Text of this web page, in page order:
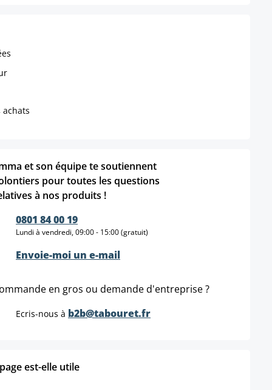
achats
et son équipe te soutiennent
pour toutes les questions
à nos produits !
0801 84 00 19
Lundi à vendredi, 09:00 - 15:00 (gratuit)
Envoie-moi un e-mail
en gros ou demande d'entreprise ?
Ecris-nous à b2b@tabouret.fr
est-elle utile